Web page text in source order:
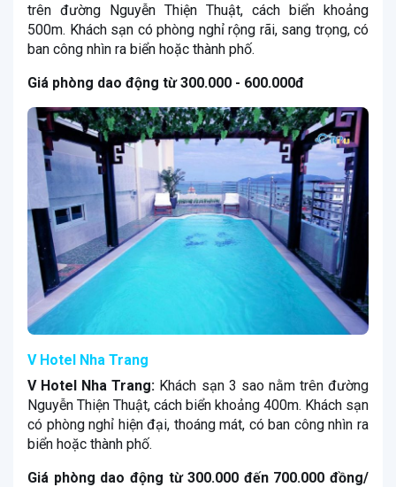
trên đường Nguyễn Thiện Thuật, cách biển khoảng
500m. Khách sạn có phòng nghỉ rộng rãi, sang trọng, có
ban công nhìn ra biển hoặc thành phố.
Giá phòng dao động từ 300.000 - 600.000đ
V Hotel Nha Trang
V Hotel Nha Trang: Khách sạn 3 sao nằm trên đường
Nguyễn Thiện Thuật, cách biển khoảng 400m. Khách sạn
có phòng nghỉ hiện đại, thoáng mát, có ban công nhìn ra
biển hoặc thành phố.
Giá phòng dao động từ 300.000 đến 700.000 đồng/